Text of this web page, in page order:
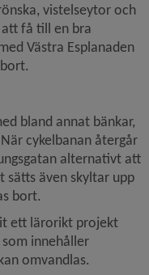
vistelseytor och
få till en bra
Västra Esplanaden
bland annat bänkar,
cykelbanan återgår
alternativt att
även skyltar upp
bort.
ett lärorikt projekt
innehåller
omvandlas.